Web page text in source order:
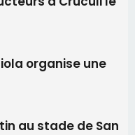
organise une
au stade de San